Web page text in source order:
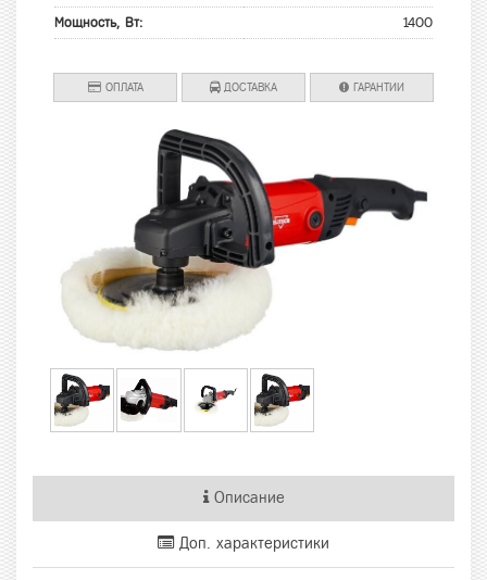
Мощность, Вт: 1400
ОПЛАТА ДОСТАВКА ГАРАНТИИ
Описание
Доп. характеристики